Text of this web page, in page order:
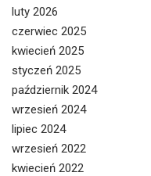
luty 2026
czerwiec 2025
kwiecień 2025
styczeń 2025
październik 2024
wrzesień 2024
lipiec 2024
wrzesień 2022
kwiecień 2022